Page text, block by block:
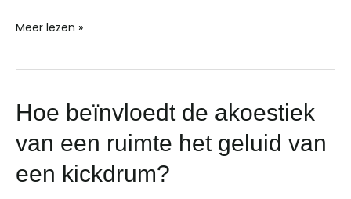
Meer lezen »
Hoe beïnvloedt de akoestiek
van een ruimte het geluid van
een kickdrum?
Hoe
de
akoestiek